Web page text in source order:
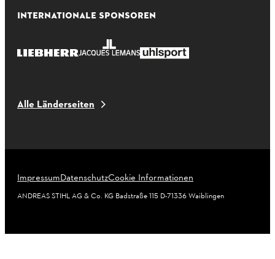
INTERNATIONALE SPONSOREN
Alle Länderseiten
ImpressumDatenschutzCookie Informationen
ANDREAS STIHL AG & Co. KG Badstraße 115 D-71336 Waiblingen